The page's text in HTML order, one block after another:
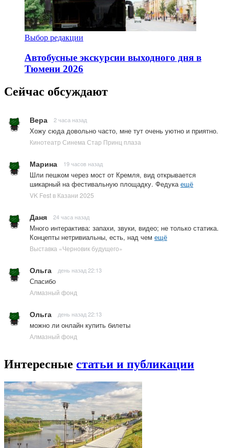
Выбор редакции
Автобусные экскурсии выходного дня в
Тюмени 2026
Сейчас обсуждают
Вера 2 часа назад
Хожу сюда довольно часто, мне тут очень уютно и приятно.
Кинотеатр Синема Стар Принц плаза
Марина 19 часов назад
Шли пешком через мост от Кремля, вид открывается
шикарный на фестивальную площадку. Федукаещё
VK Fest в Казани 2025
Даня 24 часа назад
Много интерактива: запахи, звуки, видео; не только статика.
Концепты нетривиальны, есть, над чем ещё
Выставка «Черновик будущего»
Ольга день назад 22:13
Спасибо
Алмазный фонд
Ольга день назад 22:13
можно ли онлайн купить билеты
Алмазный фонд
Интересные статьи и публикации